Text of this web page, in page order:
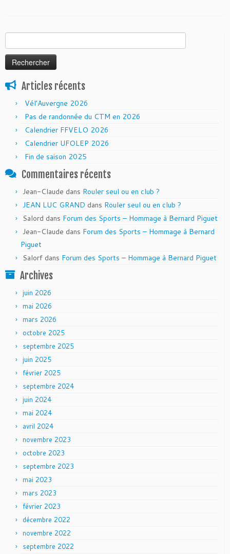
Rechercher :
Articles récents
Vél’Auvergne 2026
Pas de randonnée du CTM en 2026
Calendrier FFVELO 2026
Calendrier UFOLEP 2026
Fin de saison 2025
Commentaires récents
Jean-Claude dans Rouler seul ou en club ?
JEAN LUC GRAND dans Rouler seul ou en club ?
Salord dans Forum des Sports – Hommage à Bernard Piguet
Jean-Claude dans Forum des Sports – Hommage à Bernard
Piguet
Salorf dans Forum des Sports – Hommage à Bernard Piguet
Archives
juin 2026
mai 2026
mars 2026
octobre 2025
septembre 2025
juin 2025
février 2025
septembre 2024
juin 2024
mai 2024
avril 2024
novembre 2023
octobre 2023
septembre 2023
mai 2023
mars 2023
février 2023
décembre 2022
novembre 2022
septembre 2022